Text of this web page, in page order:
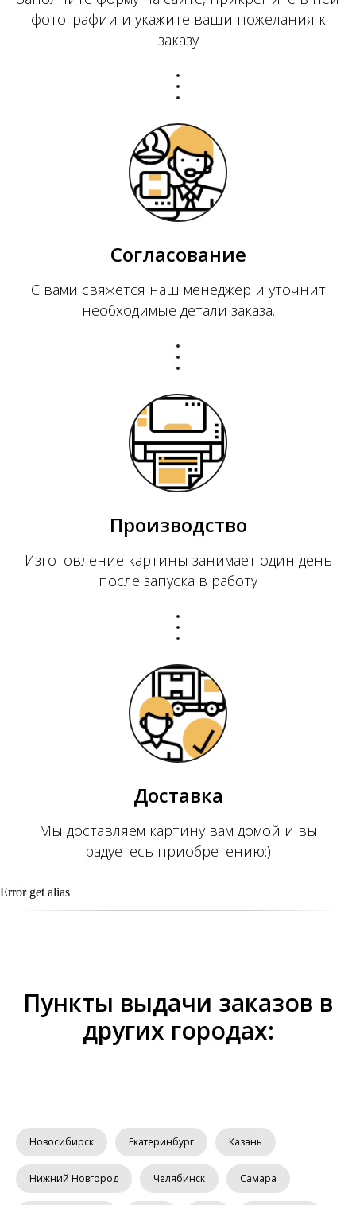
фотографии и укажите ваши пожелания к
заказу
Согласование
С вами свяжется наш менеджер и уточнит
необходимые детали заказа.
Производство
Изготовление картины занимает один день
после запуска в работу
Доставка
Мы доставляем картину вам домой и вы
радуетесь приобретению:)
Error get alias
Пункты выдачи заказов в
других городах:
Новосибирск Екатеринбург Казань
Нижний Новгород Челябинск Самара